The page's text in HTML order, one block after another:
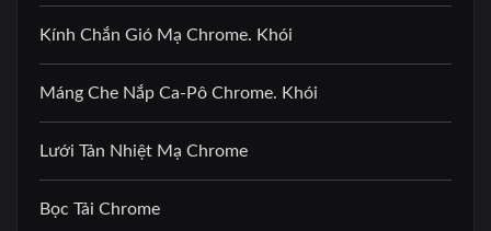
Kính Chắn Gió Mạ Chrome. Khói
Máng Che Nắp Ca-Pô Chrome. Khói
Lưới Tản Nhiệt Mạ Chrome
Bọc Tải Chrome